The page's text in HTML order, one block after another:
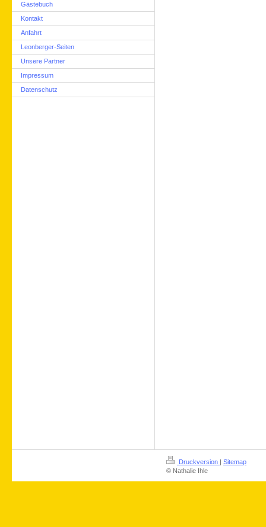
Gästebuch
Kontakt
Anfahrt
Leonberger-Seiten
Unsere Partner
Impressum
Datenschutz
Druckversion
Sitemap
© Nathalie Ihle